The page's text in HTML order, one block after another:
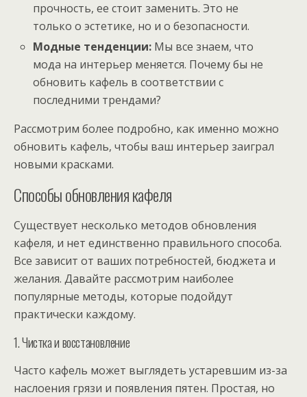
прочность, ее стоит заменить. Это не
только о эстетике, но и о безопасности.
Модные тенденции: Мы все знаем, что
мода на интерьер меняется. Почему бы не
обновить кафель в соответствии с
последними трендами?
Рассмотрим более подробно, как именно можно
обновить кафель, чтобы ваш интерьер заиграл
новыми красками.
Способы обновления кафеля
Существует несколько методов обновления
кафеля, и нет единственно правильного способа.
Все зависит от ваших потребностей, бюджета и
желания. Давайте рассмотрим наиболее
популярные методы, которые подойдут
практически каждому.
1. Чистка и восстановление
Часто кафель может выглядеть устаревшим из-за
наслоения грязи и появления пятен. Простая, но